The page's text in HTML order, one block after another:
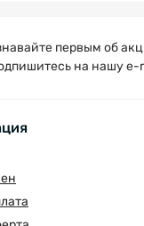
первым об
на нашу e-